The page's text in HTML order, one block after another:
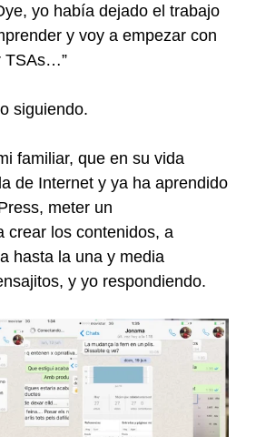
yo había dejado el trabajo
y voy a empezar con
TSAs…”
siguiendo.
familiar, que en su vida
de Internet y ya ha aprendido
meter un
crear los contenidos, a
hasta la una y media
y yo respondiendo.